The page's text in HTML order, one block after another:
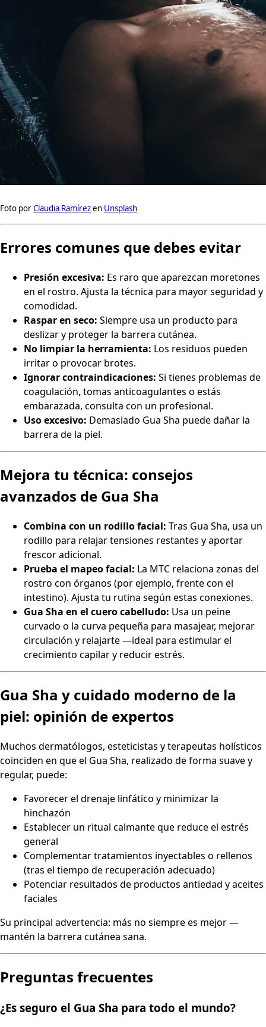
Foto porClaudia Ramírezen Unsplash
Errores comunes que debes evitar
Presión excesiva: Es raro que aparezcan moretones
en el rostro. Ajusta la técnica para mayor seguridad y
comodidad.
Raspar en seco: Siempre usa un producto para
deslizar y proteger la barrera cutánea.
No limpiar la herramienta: Los residuos pueden
irritar o provocar brotes.
Ignorar contraindicaciones: Si tienes problemas de
coagulación, tomas anticoagulantes o estás
embarazada, consulta con un profesional.
Uso excesivo: Demasiado Gua Sha puede dañar la
barrera de la piel.
Mejora tu técnica: consejos
avanzados de Gua Sha
Combina con un rodillo facial: Tras Gua Sha, usa un
rodillo para relajar tensiones restantes y aportar
frescor adicional.
Prueba el mapeo facial: La MTC relaciona zonas del
rostro con órganos (por ejemplo, frente con el
intestino). Ajusta tu rutina según estas conexiones.
Gua Sha en el cuero cabelludo: Usa un peine
curvado o la curva pequeña para masajear, mejorar
circulación y relajarte —ideal para estimular el
crecimiento capilar y reducir estrés.
Gua Sha y cuidado moderno de la
piel: opinión de expertos
Muchos dermatólogos, esteticistas y terapeutas holísticos
coinciden en que el Gua Sha, realizado de forma suave y
regular, puede:
Favorecer el drenaje linfático y minimizar la
hinchazón
Establecer un ritual calmante que reduce el estrés
general
Complementar tratamientos inyectables o rellenos
(tras el tiempo de recuperación adecuado)
Potenciar resultados de productos antiedad y aceites
faciales
Su principal advertencia: más no siempre es mejor —
mantén la barrera cutánea sana.
Preguntas frecuentes
¿Es seguro el Gua Sha para todo el mundo?